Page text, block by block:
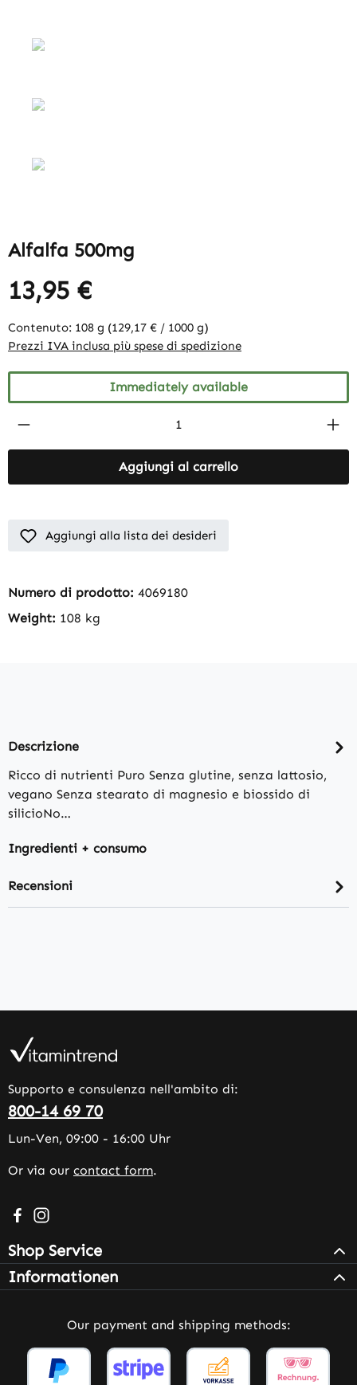
Alfalfa 500mg
13,95 €
Contenuto: 108 g (129,17 € / 1000 g)
Prezzi IVA inclusa più spese di spedizione
Immediately available
Product Quantity: Enter the desired
Aggiungi al carrello
Aggiungi alla lista dei desideri
Numero di prodotto: 4069180
Weight: 108 kg
Descrizione
Ricco di nutrienti Puro Senza glutine, senza lattosio,
vegano Senza stearato di magnesio e biossido di
silicioNo…
Ingredienti + consumo
Recensioni
Supporto e consulenza nell'ambito di:
800-14 69 70
Lun-Ven, 09:00 - 16:00 Uhr
Or via our contact form.
Visit us on Facebook – opens in a new browser tab
Check us out on Instagram – opens in a new
Shop Service
Informationen
Our payment and shipping methods: